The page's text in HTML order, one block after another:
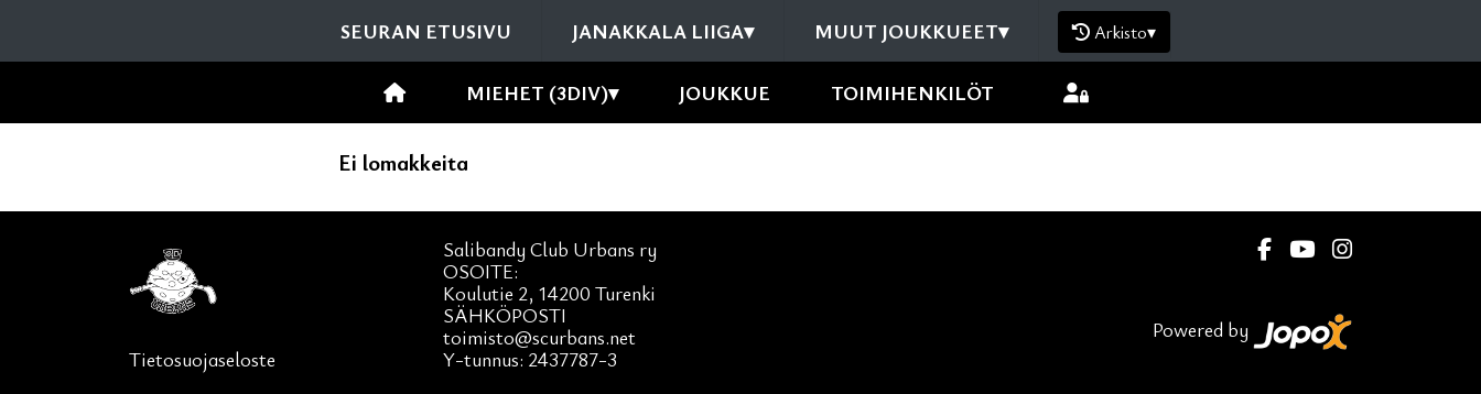
SEURAN ETUSIVU JANAKKALA LIIGA▾ MUUT JOUKKUEET▾ Arkisto▾
MIEHET (3DIV)▾ JOUKKUE TOIMIHENKILÖT
Ei lomakkeita
Tietosuojaseloste
Salibandy Club Urbans ry
OSOITE:
Koulutie 2, 14200 Turenki
SÄHKÖPOSTI
toimisto@scurbans.net
Y-tunnus: 2437787-3
Powered by